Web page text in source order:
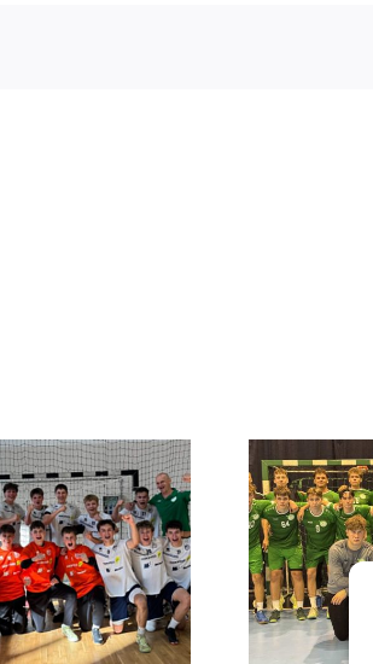
22. forduló – FU20